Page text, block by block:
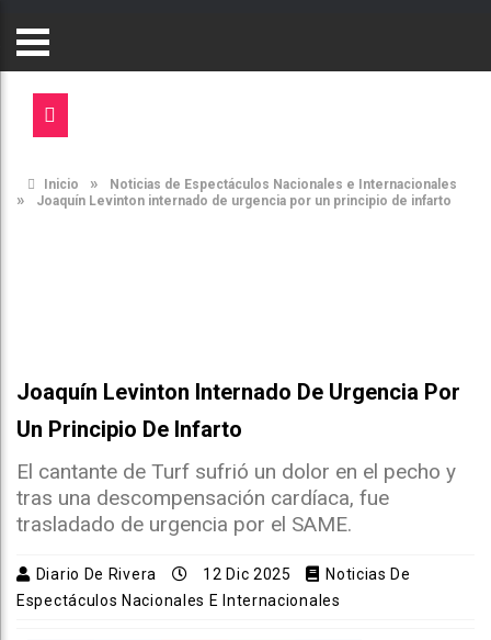
Inicio » Noticias de Espectáculos Nacionales e Internacionales
» Joaquín Levinton internado de urgencia por un principio de infarto
Joaquín Levinton Internado De Urgencia Por
Un Principio De Infarto
El cantante de Turf sufrió un dolor en el pecho y
tras una descompensación cardíaca, fue
trasladado de urgencia por el SAME.
Diario De Rivera 12 Dic 2025
Noticias De
Espectáculos Nacionales E Internacionales